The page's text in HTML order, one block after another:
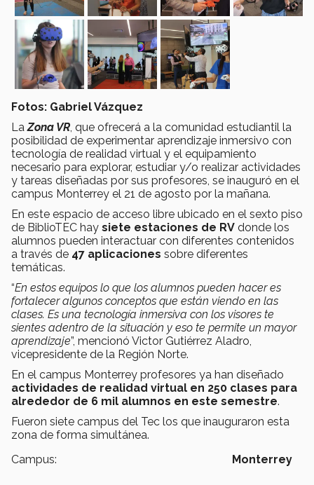
Fotos: Gabriel Vázquez
LaZona VR , que ofrecerá a la comunidad estudiantil la
posibilidad de experimentar aprendizaje inmersivo con
tecnología de realidad virtual y el equipamiento
necesario para explorar, estudiar y/o realizar actividades
y tareas diseñadas por sus profesores, se inauguró en el
campus Monterrey el 21 de agosto por la mañana.
En este espacio de acceso libre ubicado en el sexto piso
de BiblioTEC hay siete estaciones de RV donde los
alumnos pueden interactuar con diferentes contenidos
a través de 47 aplicaciones sobre diferentes
temáticas.
“En estos equipos lo que los alumnos pueden hacer es
fortalecer algunos conceptos que están viendo en las
clases. Es una tecnología inmersiva con los visores te
sientes adentro de la situación y eso te permite un mayor
aprendizaje”, mencionó Victor Gutiérrez Aladro,
vicepresidente de la Región Norte.
En el campus Monterrey profesores ya han diseñado
actividades de realidad virtual en 250 clases para
alrededor de 6 mil alumnos en este semestre.
Fueron siete campus del Tec los que inauguraron esta
zona de forma simultánea.
Campus:
Monterrey